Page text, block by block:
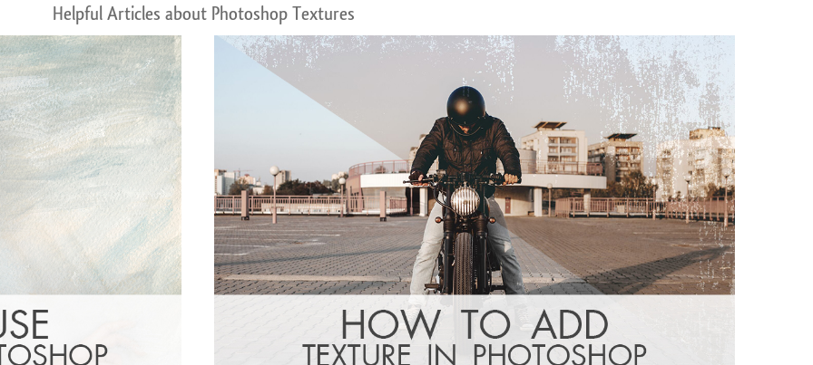
Helpful Articles about Photoshop Textures